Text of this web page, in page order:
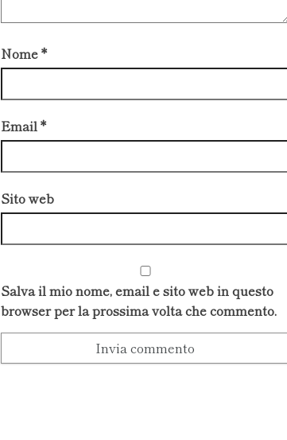
Nome*
Email*
Sito web
Salva il mio nome, email e sito web in questo
browser per la prossima volta che commento.